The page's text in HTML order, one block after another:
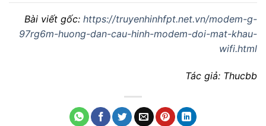
Bài viết gốc: https://truyenhinhfpt.net.vn/modem-g-
97rg6m-huong-dan-cau-hinh-modem-doi-mat-khau-
wifi.html
Tác giả: Thucbb